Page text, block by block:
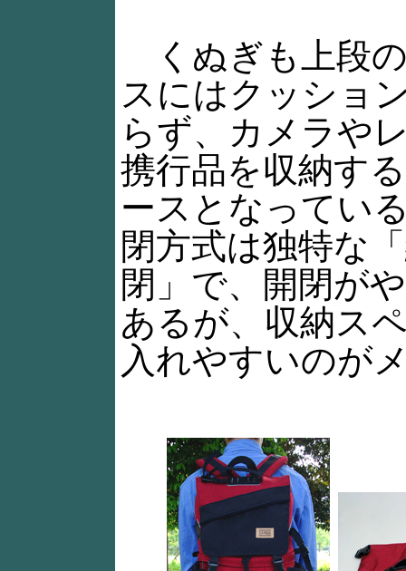
くぬぎも上段
スにはクッショ
らず、カメラや
携行品を収納す
ースとなってい
閉方式は独特な
閉」で、開閉が
あるが、収納ス
入れやすいのが